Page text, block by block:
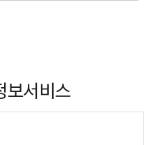
보서비스